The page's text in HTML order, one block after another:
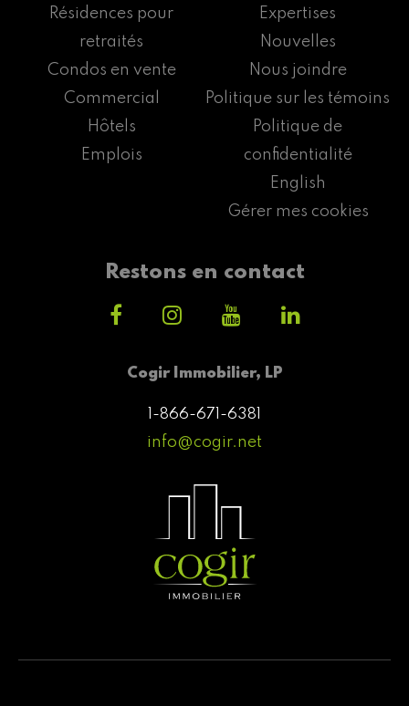
Cogir Immobilier, LP
1-866-671-6381
info@cogir.net
Résidences pour
retraités
Condos en vente
Commercial
Hôtels
Emplois
Expertises
Nouvelles
Nous joindre
Politique sur les témoins
Politique de
confidentialité
English
Gérer mes cookies
Restons en contact